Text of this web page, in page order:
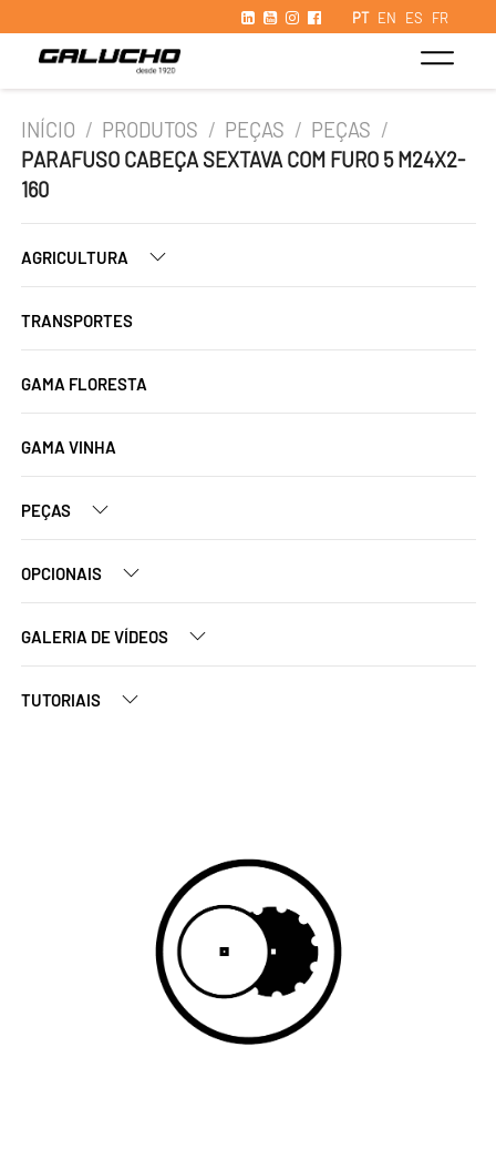
PT EN ES FR
INÍCIO / PRODUTOS / PEÇAS / PEÇAS /
PARAFUSO CABEÇA SEXTAVA COM FURO 5 M24X2-
160
AGRICULTURA
TRANSPORTES
GAMA FLORESTA
GAMA VINHA
PEÇAS
OPCIONAIS
GALERIA DE VÍDEOS
TUTORIAIS